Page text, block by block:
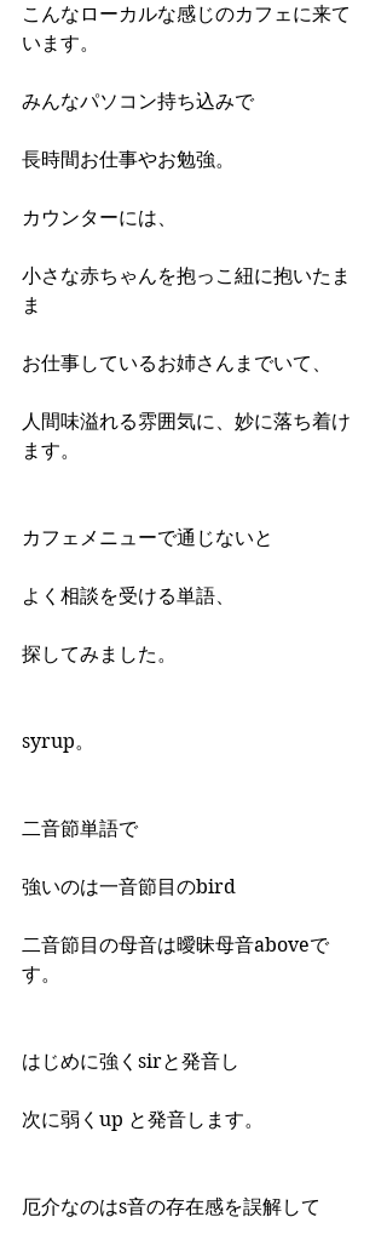
こんなローカルな感じのカフェに来て
います。
みんなパソコン持ち込みで
長時間お仕事やお勉強。
カウンターには、
小さな赤ちゃんを抱っこ紐に抱いたま
ま
お仕事しているお姉さんまでいて、
人間味溢れる雰囲気に、妙に落ち着け
ます。
カフェメニューで通じないと
よく相談を受ける単語、
探してみました。
syrup。
二音節単語で
強いのは一音節目のbird
二音節目の母音は曖昧母音aboveで
す。
はじめに強くsirと発音し
次に弱くup と発音します。
厄介なのはs音の存在感を誤解して